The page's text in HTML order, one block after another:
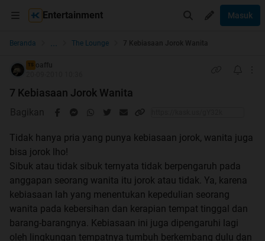
Entertainment Masuk
Beranda ... The Lounge 7 Kebiasaan Jorok Wanita
TS oaffu
7 Kebiasaan Jorok Wanita
Bagikan
Tidak hanya pria yang punya kebiasaan jorok, wanita juga
bisa jorok lho!
Sibuk atau tidak sibuk ternyata tidak berpengaruh pada
anggapan seorang wanita itu jorok atau tidak. Ya, karena
kebiasaan lah yang menentukan kepedulian seorang
wanita pada kebersihan dan kerapian tempat tinggal dan
barang-barangnya. Kebiasaan ini juga dipengaruhi lagi
oleh lingkungan tempatnya tumbuh berkembang dulu dan